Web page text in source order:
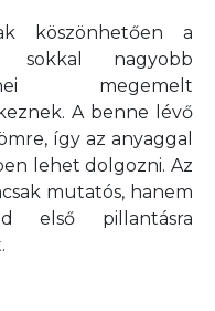
köszönhetően a
sokkal nagyobb
megemelt
A benne lévő
így az anyaggal
lehet dolgozni. Az
mutatós, hanem
első pillantásra